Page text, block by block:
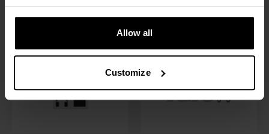
Allow all
Customize